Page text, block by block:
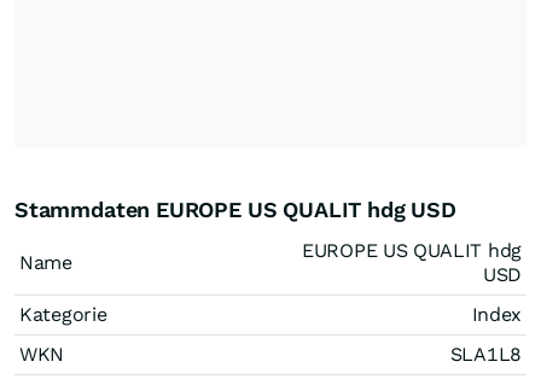
Stammdaten EUROPE US QUALIT hdg USD
Name
EUROPE US QUALIT hdg
USD
Kategorie
Index
WKN
SLA1L8